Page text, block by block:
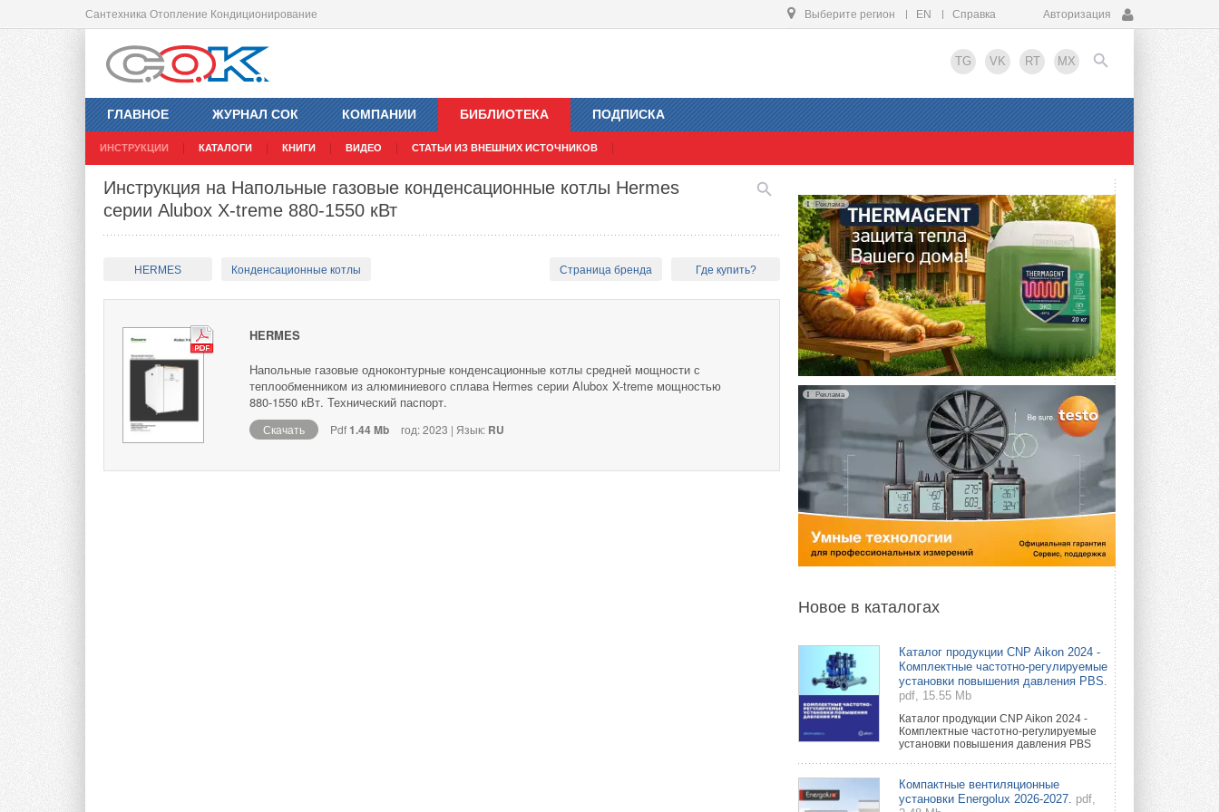
Сантехника Отопление Кондиционирование Выберите регион EN Справка Авторизация
TG VK RT MX
ГЛАВНОЕ ЖУРНАЛ СОК КОМПАНИИ БИБЛИОТЕКА
ИНСТРУКЦИИ КАТАЛОГИ КНИГИ ВИДЕО СТАТЬИ ИЗ ВНЕШНИХ ИСТОЧНИКОВ
ПОДПИСКА
EN
Инструкция на Напольные газовые конденсационные котлы Hermes
серии Alubox X-treme 880-1550 кВт
HERMES Конденсационные котлы Страница бренда Где купить?
HERMES
Напольные газовые одноконтурные конденсационные котлы средней мощности с
теплообменником из алюминиевого сплава Hermes серии Alubox X-treme мощностью
880-1550 кВт. Технический паспорт.
Скачать Pdf1.44 Mb год: 2023 | Язык: RU
Реклама
Реклама
Новое в каталогах
Каталог продукции CNP Aikon 2024 -
Комплектные частотно-регулируемые
установки повышения давления PBS.
pdf, 15.55 Mb
Каталог продукции CNP Aikon 2024 -
Комплектные частотно-регулируемые
установки повышения давления PBS
Компактные вентиляционные
установки Energolux 2026-2027. pdf,